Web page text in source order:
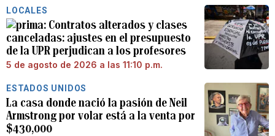
LOCALES
Contratos alterados y clases
canceladas: ajustes en el presupuesto
de la UPR perjudican a los profesores
5 de agosto de 2026 a las 11:10 p.m.
ESTADOS UNIDOS
La casa donde nació la pasión de Neil
Armstrong por volar está a la venta por
$430,000